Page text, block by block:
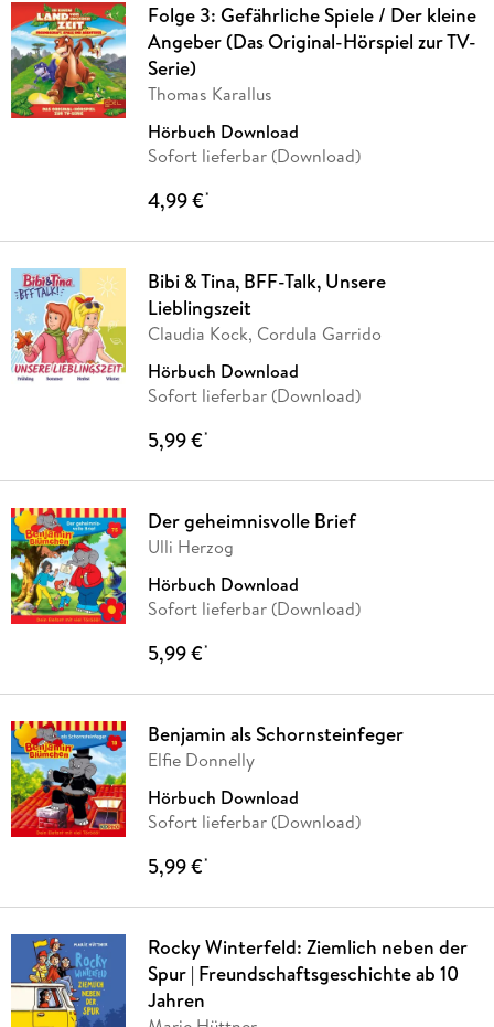
Folge 3: Gefährliche Spiele / Der kleine
Angeber (Das Original-Hörspiel zur TV-
Serie)
Thomas Karallus
Hörbuch Download
Sofort lieferbar (Download)
4,99 €*
Bibi & Tina, BFF-Talk, Unsere
Lieblingszeit
Claudia Kock, Cordula Garrido
Hörbuch Download
Sofort lieferbar (Download)
5,99 €*
Der geheimnisvolle Brief
Ulli Herzog
Hörbuch Download
Sofort lieferbar (Download)
5,99 €*
Benjamin als Schornsteinfeger
Elfie Donnelly
Hörbuch Download
Sofort lieferbar (Download)
5,99 €*
Rocky Winterfeld: Ziemlich neben der
Spur | Freundschaftsgeschichte ab 10
Jahren